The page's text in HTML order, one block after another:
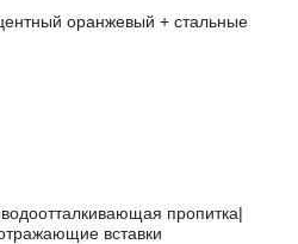
оранжевый + стальные
пропитка|
вставки